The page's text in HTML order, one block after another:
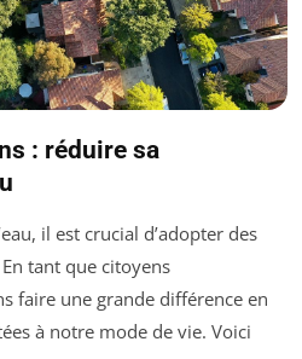
: réduire sa
il est crucial d’adopter des
tant que citoyens
faire une grande différence en
à notre mode de vie. Voici